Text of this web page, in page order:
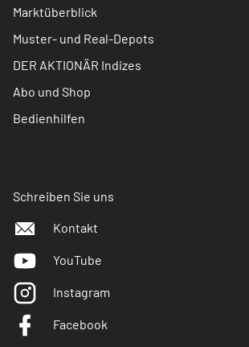
Marktüberblick
Muster- und Real-Depots
DER AKTIONÄR Indizes
Abo und Shop
Bedienhilfen
Schreiben Sie uns
Kontakt
YouTube
Instagram
Facebook